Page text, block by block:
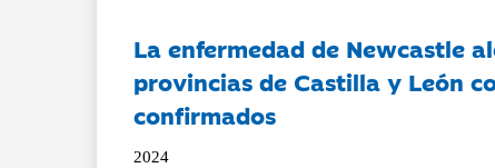
La enfermedad de Newcastle
provincias de Castilla y León
confirmados
2024